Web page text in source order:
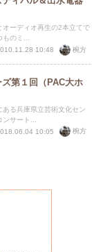
オーディオ再生の2本立てで
ものミ...
10:48
椀方
第１回（PAC大ホ
る兵庫県立芸術文化セン
サート...
10:05
椀方